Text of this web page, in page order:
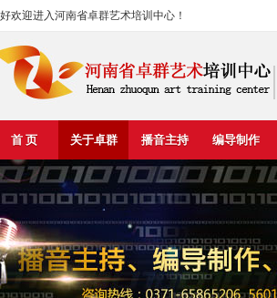
欢迎进入河南省卓群艺术培训中心！
首 页 关于卓群 播音主持 编导制作